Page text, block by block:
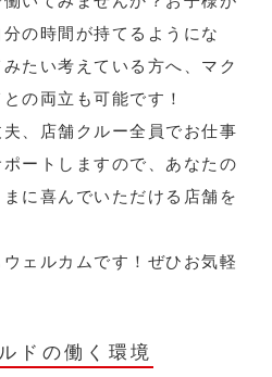
の時間が持てるようにな
たい考えている方へ、マク
の両立も可能です！
、店舗クルー全員でお仕事
ートしますので、あなたの
に喜んでいただける店舗を
ェルカムです！ぜひお気軽
ドの働く環境